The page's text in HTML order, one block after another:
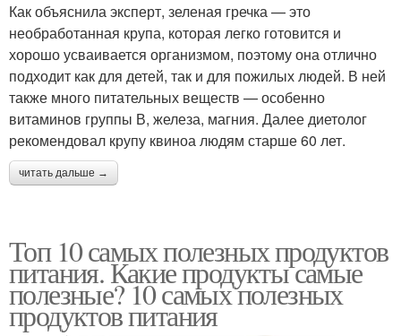
Как объяснила эксперт, зеленая гречка — это
необработанная крупа, которая легко готовится и
хорошо усваивается организмом, поэтому она отлично
подходит как для детей, так и для пожилых людей. В ней
также много питательных веществ — особенно
витаминов группы В, железа, магния. Далее диетолог
рекомендовал крупу квиноа людям старше 60 лет.
читать дальше →
Топ 10 самых полезных продуктов
питания. Какие продукты самые
полезные? 10 самых полезных
продуктов питания